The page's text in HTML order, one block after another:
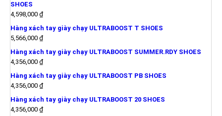
SHOES
4,598,000 ₫
Hàng xách tay giày chạy ULTRABOOST T SHOES
5,566,000 ₫
Hàng xách tay giày chạy ULTRABOOST SUMMER.RDY SHOES
4,356,000 ₫
Hàng xách tay giày chạy ULTRABOOST PB SHOES
4,356,000 ₫
Hàng xách tay giày chạy ULTRABOOST 20 SHOES
4,356,000 ₫